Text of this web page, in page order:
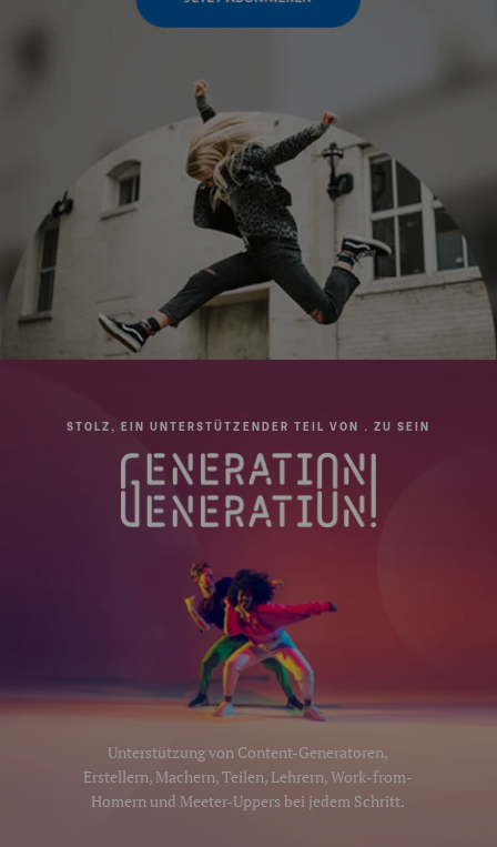
Unterstützung von Content-Generatoren,
Erstellern, Machern, Teilen, Lehrern, Work-from-
Homern und Meeter-Uppers bei jedem Schritt.
STOLZ, EIN UNTERSTÜTZENDER TEIL VON . ZU SEIN